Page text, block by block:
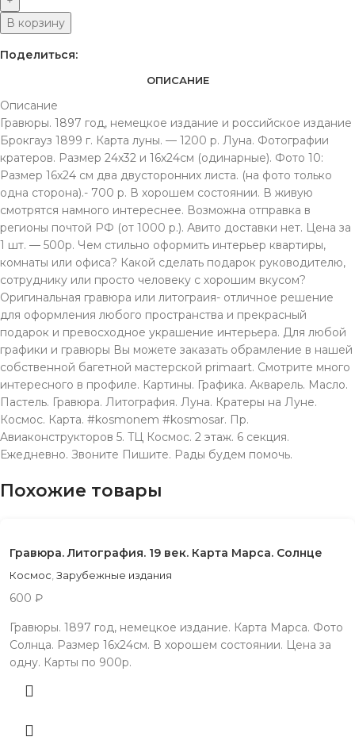
В корзину
Поделиться:
ОПИСАНИЕ
Описание
Гравюры. 1897 год, немецкое издание и российское издание
Брокгауз 1899 г. Карта луны. — 1200 р. Луна. Фотографии
кратеров. Размер 24х32 и 16х24см (одинарные). Фото 10:
Размер 16х24 см два двусторонних листа. (на фото только
одна сторона).- 700 р. В хорошем состоянии. В живую
смотрятся намного интереснее. Возможна отправка в
регионы почтой РФ (от 1000 р.). Авито доставки нет. Цена за
1 шт. — 500р. Чем стильно оформить интерьер квартиры,
комнаты или офиса? Какой сделать подарок руководителю,
сотруднику или просто человеку с хорошим вкусом?
Оригинальная гравюра или литограия- отличное решение
для оформления любого пространства и прекрасный
подарок и превосходное украшение интерьера. Для любой
графики и гравюры Вы можете заказать обрамление в нашей
собственной багетной мастерской primaart. Смотрите много
интересного в профиле. Картины. Графика. Акварель. Масло.
Пастель. Гравюра. Литография. Луна. Кратеры на Луне.
Космос. Карта. #kosmonem #kosmosar. Пр.
Aвиаконструкторов 5. TЦ Космос. 2 этаж. 6 секция.
Ежeдневно. Звонитe Пишите. Рады будeм помочь.
Похожие товары
Гравюра. Литография. 19 век. Карта Марса. Солнце
Космос, Зарубежные издания
600 ₽
Гравюры. 1897 год, немецкое издание. Карта Марса. Фото
Солнца. Размер 16х24см. В хорошем состоянии. Цена за
одну. Карты по 900р.